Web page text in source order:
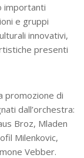
e gruppi
innovativi,
presenti
promozione di
dall’orchestra:
Broz, Mladen
Milenkovic,
Vebber.